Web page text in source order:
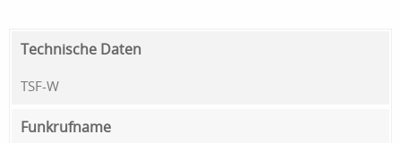
Technische Daten
TSF-W
Funkrufname